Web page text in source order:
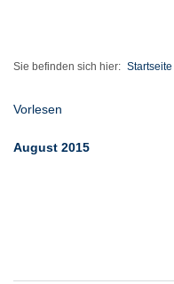
Sie befinden sich hier: Startseite
Vorlesen
August 2015